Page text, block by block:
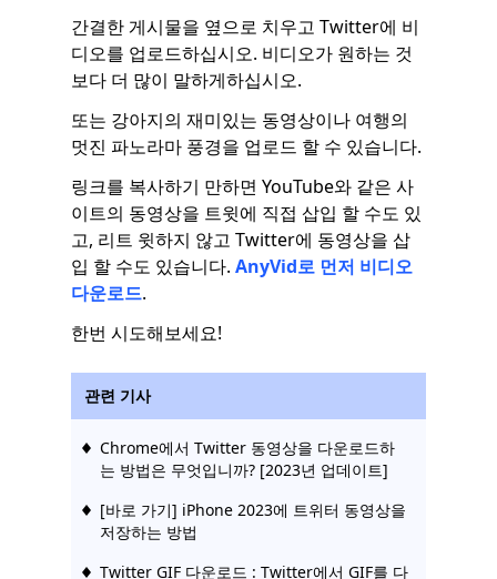
간결한 게시물을 옆으로 치우고 Twitter에 비
디오를 업로드하십시오. 비디오가 원하는 것
보다 더 많이 말하게하십시오.
또는 강아지의 재미있는 동영상이나 여행의
멋진 파노라마 풍경을 업로드 할 수 있습니다.
링크를 복사하기 만하면 YouTube와 같은 사
이트의 동영상을 트윗에 직접 삽입 할 수도 있
고, 리트 윗하지 않고 Twitter에 동영상을 삽
입 할 수도 있습니다. AnyVid로 먼저 비디오
다운로드.
한번 시도해보세요!
관련 기사
Chrome에서 Twitter 동영상을 다운로드하
는 방법은 무엇입니까? [2023년 업데이트]
[바로 가기] iPhone 2023에 트위터 동영상을
저장하는 방법
Twitter GIF 다운로드 : Twitter에서 GIF를 다